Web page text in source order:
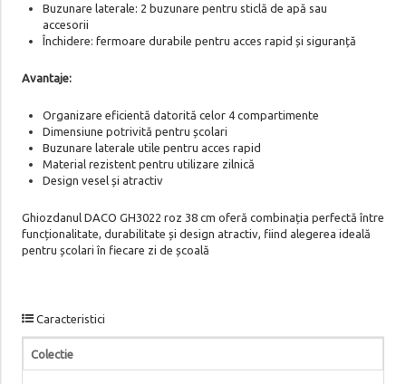
Buzunare laterale: 2 buzunare pentru sticlă de apă sau
accesorii
Închidere: fermoare durabile pentru acces rapid și siguranță
Avantaje:
Organizare eficientă datorită celor 4 compartimente
Dimensiune potrivită pentru școlari
Buzunare laterale utile pentru acces rapid
Material rezistent pentru utilizare zilnică
Design vesel și atractiv
Ghiozdanul DACO GH3022 roz 38 cm oferă combinația perfectă între
funcționalitate, durabilitate și design atractiv, fiind alegerea ideală
pentru școlari în fiecare zi de școală
Caracteristici
Colectie